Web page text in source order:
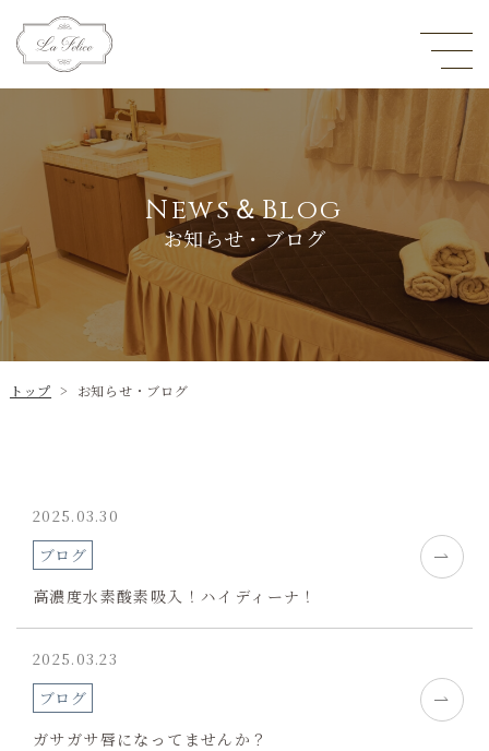
News＆Blog
お知らせ・ブログ
トップ > お知らせ・ブログ
2025.03.30
ブログ
高濃度水素酸素吸入！ハイディーナ！
2025.03.23
ブログ
ガサガサ唇になってませんか？